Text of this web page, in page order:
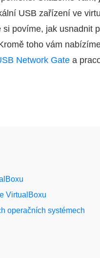
USB zařízení ve
povíme, jak usnadnit
toho vám
Network Gate a
VirtualBoxu
operačních systémech